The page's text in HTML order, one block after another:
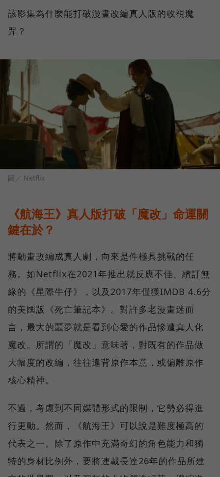
該影集為什麼能打破漫畫改編真人版的收視魔
咒？
圖／ Netflix
《航海王》真人版打破「魔改」命運關
鍵在於？
將動畫改編成真人劇，向來是件極具挑戰的任
務。如Netflix在2021年推出就反應不佳、續訂無
緣的《星際牛仔》，以及2017年僅獲IMDB 4.6分
的美國版《死亡筆記本》。對許多老漫畫迷而
言，最大的噩夢就是看到心愛的作品慘遭真人化
魔改。所謂的「魔改」意味著，對既有的作品做
大幅度的改編，往往違背原作本意，或偏離原作
核心精神。
不過，考慮到不同媒體形式的限制，它勢必得進
行更動。然而，《航海王》可以說是難度極高的
代表之一。除了原作中充滿奇幻的角色能力和獨
特的身材比例外，要將連載長達26年的作品所建